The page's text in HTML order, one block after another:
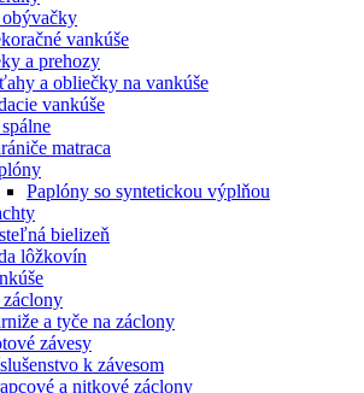
vankúše
a prehozy
a obliečky na vankúše
vankúše
matraca
Paplóny so syntetickou výplňou
bielizeň
lôžkovín
záclony
a tyče na záclony
závesy
k závesom
a nitkové záclony